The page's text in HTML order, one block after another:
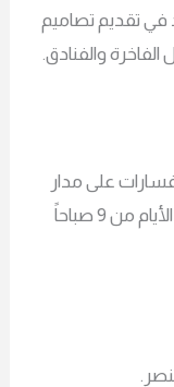
في تقديم تصاميم
الفاخرة والفنادق.
على مدار
24 ساعة يوم السبت، وباقي الأيام من 9 صباحاً